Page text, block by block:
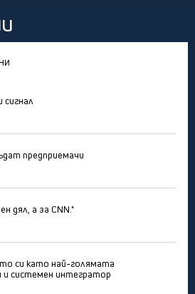
сигнал
предприемачи
дял, а за CNN."
си като най-голямата
и системен интегратор